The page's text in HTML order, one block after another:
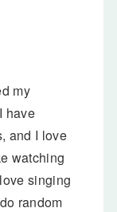
my
have
and I love
watching
singing
random